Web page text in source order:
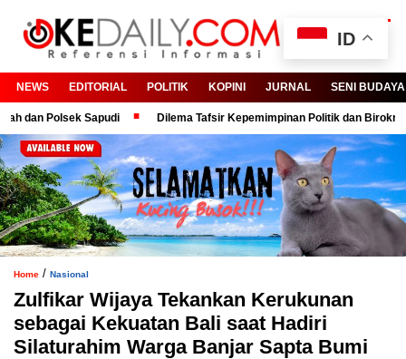
NEWS EDITORIAL POLITIK KOPINI JURNAL SENI BUDAYA
Polsek Sapudi Dilema Tafsir Kepemimpinan Politik dan Birokrasi
Home / Nasional
Zulfikar Wijaya Tekankan Kerukunan
sebagai Kekuatan Bali saat Hadiri
Silaturahim Warga Banjar Sapta Bumi
ID